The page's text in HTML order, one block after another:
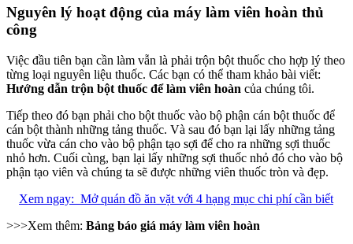
Nguyên lý hoạt động của máy làm viên hoàn thủ
công
Việc đầu tiên bạn cần làm vẫn là phải trộn bột thuốc cho hợp lý theo
từng loại nguyên liệu thuốc. Các bạn có thể tham khảo bài viết:
Hướng dẫn trộn bột thuốc để làm viên hoàn của chúng tôi.
Tiếp theo đó bạn phải cho bột thuốc vào bộ phận cán bột thuốc để
cán bột thành những tảng thuốc. Và sau đó bạn lại lấy những tảng
thuốc vừa cán cho vào bộ phận tạo sợi để cho ra những sợi thuốc
nhỏ hơn. Cuối cùng, bạn lại lấy những sợi thuốc nhỏ đó cho vào bộ
phận tạo viên và chúng ta sẽ được những viên thuốc tròn và đẹp.
Xem ngay: Mở quán đồ ăn vặt với 4 hạng mục chi phí cần biết
>>>Xem thêm: Bảng báo giá máy làm viên hoàn